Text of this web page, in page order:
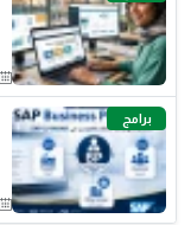
برامج